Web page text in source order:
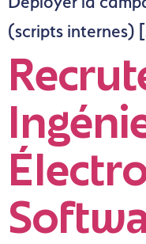
(scripts internes)